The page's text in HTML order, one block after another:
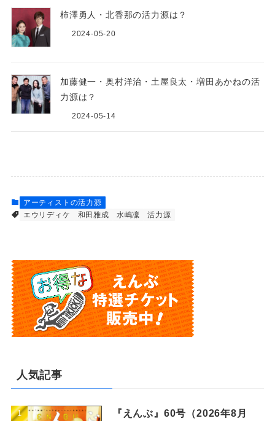
柿澤勇人・北香那の活力源は？
2024-05-20
加藤健一・奥村洋治・土屋良太・増田あかねの活
力源は？
2024-05-14
アーティストの活力源
エウリディケ
和田雅成 水嶋凜 活力源
人気記事
『えんぶ』60号（2026年8月